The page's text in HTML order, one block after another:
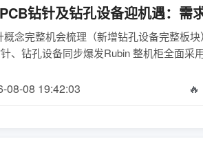
PCB钻针及钻孔设备迎机遇：需
概念完整机会梳理（新增钻孔设备完整板
、钻孔设备同步爆发Rubin 整机柜全面采
08-08 19:42:03